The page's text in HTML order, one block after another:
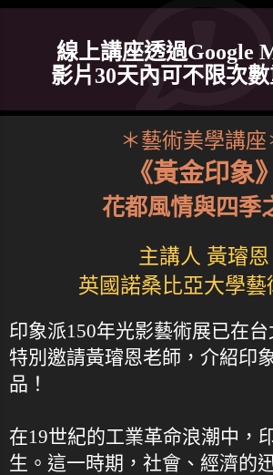
線上講座透過Google
影片30天內可不限次
＊藝術美學講座
《黃金印象》
花都風情與四季
主講人 黃璿恩
英國諾桑比亞大學藝
印象派150年光影藝術展已在
特別邀請黃璿恩老師，介紹印
品！
在19世紀的工業革命浪潮中，
生。這一時期，社會、經濟的